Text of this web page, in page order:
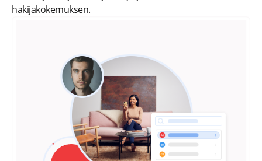
hakijakokemuksen.